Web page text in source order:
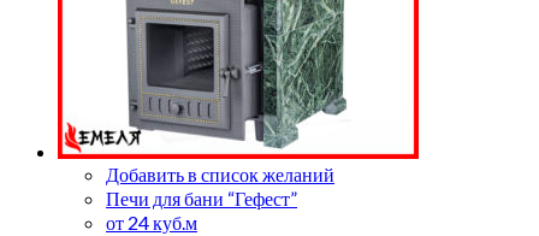
Добавить в список желаний
Печи для бани “Гефест”
от 24 куб.м